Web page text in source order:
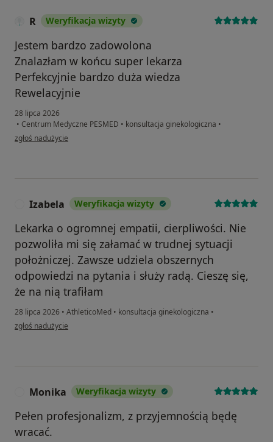
R Weryfikacja wizyty
Jestem bardzo zadowolona
Znalazłam w końcu super lekarza
Perfekcyjnie bardzo duża wiedza
Rewelacyjnie
28 lipca 2026
• Centrum Medyczne PESMED • konsultacja ginekologiczna •
w opinii użytkownika R
zgłoś nadużycie
Izabela Weryfikacja wizyty
Lekarka o ogromnej empatii, cierpliwości. Nie
pozwoliła mi się załamać w trudnej sytuacji
położniczej. Zawsze udziela obszernych
odpowiedzi na pytania i służy radą. Cieszę się,
że na nią trafiłam
28 lipca 2026 • AthleticoMed • konsultacja ginekologiczna •
w opinii użytkownika Izabela
zgłoś nadużycie
Monika Weryfikacja wizyty
Pełen profesjonalizm, z przyjemnością będę
wracać.